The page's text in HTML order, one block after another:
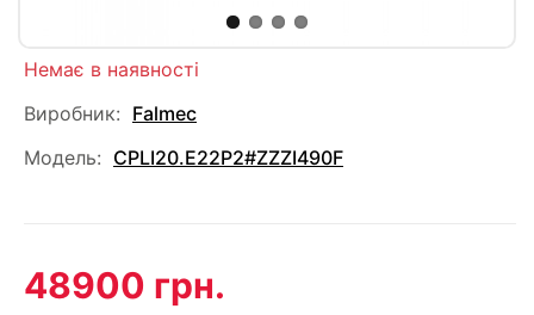
Немає в наявності
Виробник: Falmec
Модель: CPLI20.E22P2#ZZZI490F
48900 грн.